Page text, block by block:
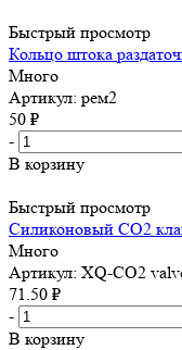
Быстрый просмотр
Кольцо штока
Много
Артикул: рем2
50 ₽
-
В корзину
Быстрый просмотр
Силиконовый СО2
Много
Артикул: XQ-CO2
71.50 ₽
-
В корзину